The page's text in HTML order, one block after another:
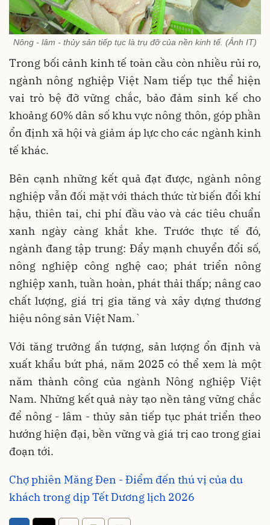
Nông - lâm - thủy sản tiếp tục là trụ đỡ của nền kinh tế. (Ảnh IT)
Trong bối cảnh kinh tế toàn cầu còn nhiều rủi ro,
ngành nông nghiệp Việt Nam tiếp tục thể hiện
vai trò bệ đỡ vững chắc, bảo đảm sinh kế cho
khoảng 60% dân số khu vực nông thôn, góp phần
ổn định xã hội và giảm áp lực cho các ngành kinh
tế khác.
Bên cạnh những kết quả đạt được, ngành nông
nghiệp vẫn đối mặt với thách thức từ biến đổi khí
hậu, thiên tai, chi phí đầu vào và các tiêu chuẩn
xanh ngày càng khắt khe. Trước thực tế đó,
ngành đang tập trung: Đẩy mạnh chuyển đổi số,
nông nghiệp công nghệ cao; phát triển nông
nghiệp xanh, tuần hoàn, phát thải thấp; nâng cao
chất lượng, giá trị gia tăng và xây dựng thương
hiệu nông sản Việt Nam.`
Với tăng trưởng ấn tượng, sản lượng ổn định và
xuất khẩu bứt phá, năm 2025 có thể xem là một
năm thành công của ngành Nông nghiệp Việt
Nam. Những kết quả này tạo nền tảng vững chắc
để nông - lâm - thủy sản tiếp tục phát triển theo
hướng hiện đại, bền vững và giá trị cao trong giai
đoạn tới.
Chợ phiên Măng Đen - Điểm đến thú vị của du
khách trong dịp Tết Dương lịch 2026